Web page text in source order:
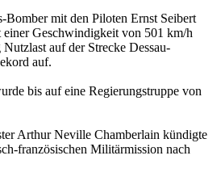
Bomber mit den Piloten Ernst Seibert
Geschwindigkeit von 501 km/h
auf der Strecke Dessau-
auf.
bis auf eine Regierungstruppe von
Arthur Neville Chamberlain kündigte
französischen Militärmission nach